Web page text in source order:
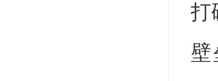
打
壁